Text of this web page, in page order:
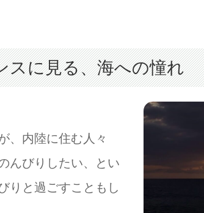
スに見る、海への憧れ
、内陸に住む人々
んびりしたい、とい
りと過ごすこともし